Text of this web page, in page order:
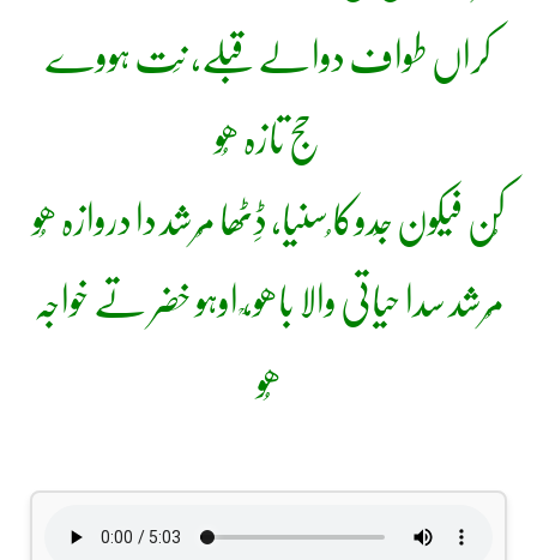
کراں طواف دوالے قبلے، نِت ہووے
حج تازہ ھُو
کُن فیکون جَدوکا ُسنیا، ڈِٹھا مُرشد دا دروازہ ھُو
مُرشد سدا حیاتی والا باھو،ؒ اوہو خضر تے خواجہ
ھُو